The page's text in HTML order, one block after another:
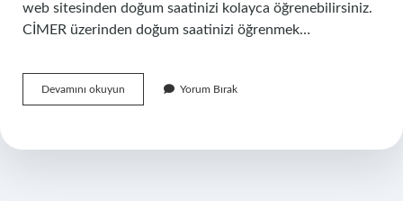
web sitesinden doğum saatinizi kolayca öğrenebilirsiniz.
CİMER üzerinden doğum saatinizi öğrenmek…
Devamını okuyun
Devletten
Bulunur
Yorum Bırak